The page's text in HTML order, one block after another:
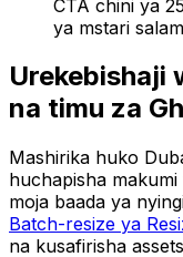
CTA chini ya
ya mstari
Urekebishaji
na timu za
Mashirika huko
huchapisha
moja baada ya
Batch-resize ya
na kusafirisha